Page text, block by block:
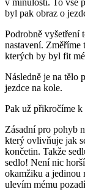
v minulosti. To vše
byl pak obraz o
Podrobně vyšetření
nastavení. Změříme
kterých by byl fit
Následně je na tělo
jezdce na kole.
Pak už přikročíme k
Zásadní pro pohyb
který ovlivňuje jak
končetin. Takže
sedlo! Není nic
okamžiku a jedinou
ulevím mému